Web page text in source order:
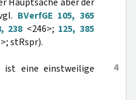
BVerfGE 105, 365
238 <246>; 125, 385
stRspr).
4
ist eine einstweilige